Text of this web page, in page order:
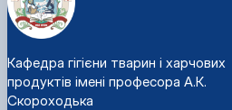
Кафедра гігієни тварин і харчових
продуктів імені професора А.К.
Скороходька